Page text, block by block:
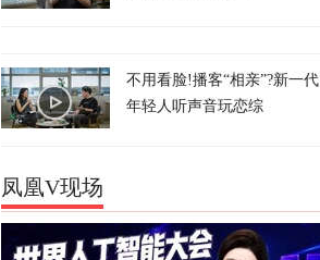
不用看脸!播客“相亲”?新一代
年轻人听声音玩恋综
凤凰V现场